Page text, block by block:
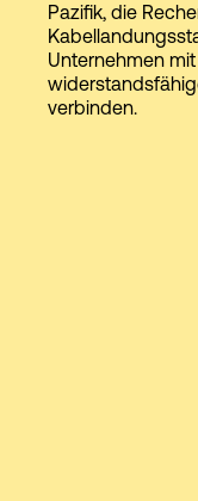
Language
Login
Pazifik, die
Unternehmen
verbinden.